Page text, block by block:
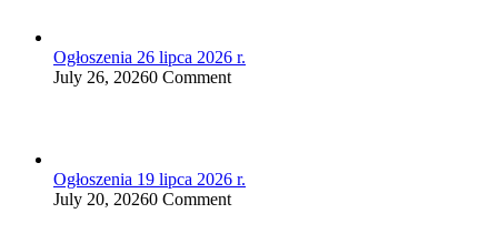
Ogłoszenia 26 lipca 2026 r.
July 26, 20260 Comment
Ogłoszenia 19 lipca 2026 r.
July 20, 20260 Comment